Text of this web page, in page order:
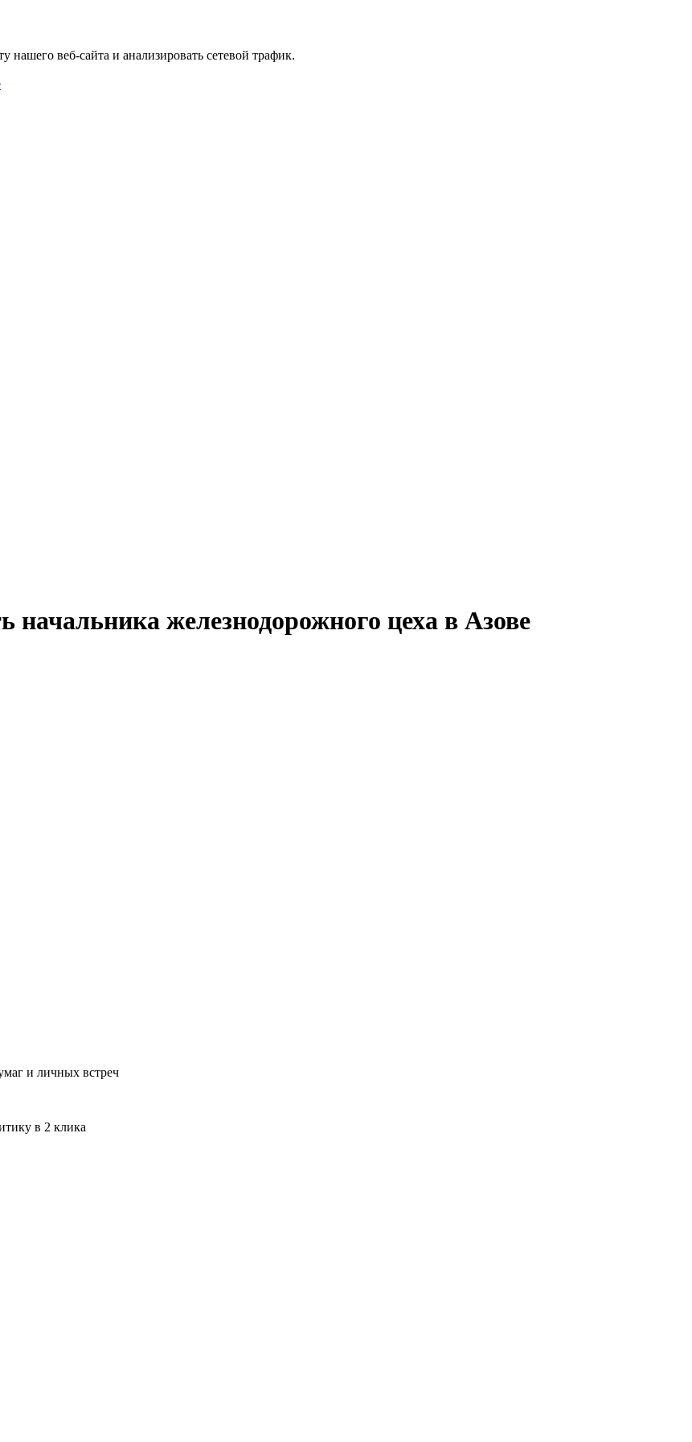
веб-сайта и анализировать сетевой трафик.
начальника железнодорожного цеха в Азове
и личных встреч
в 2 клика